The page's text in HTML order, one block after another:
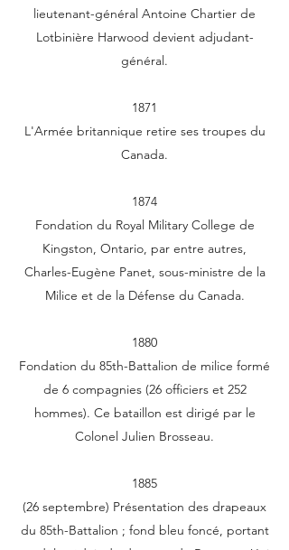
lieutenant-général Antoine Chartier de
Lotbinière Harwood devient adjudant-
général.
1871
L'Armée britannique retire ses troupes du
Canada.
1874
Fondation du Royal Military College de
Kingston, Ontario, par entre autres,
Charles-Eugène Panet, sous-ministre de la
Milice et de la Défense du Canada.
1880
Fondation du 85th-Battalion de milice formé
de 6 compagnies (26 officiers et 252
hommes). Ce bataillon est dirigé par le
Colonel Julien Brosseau.
1885
(26 septembre) Présentation des drapeaux
du 85th-Battalion ; fond bleu foncé, portant